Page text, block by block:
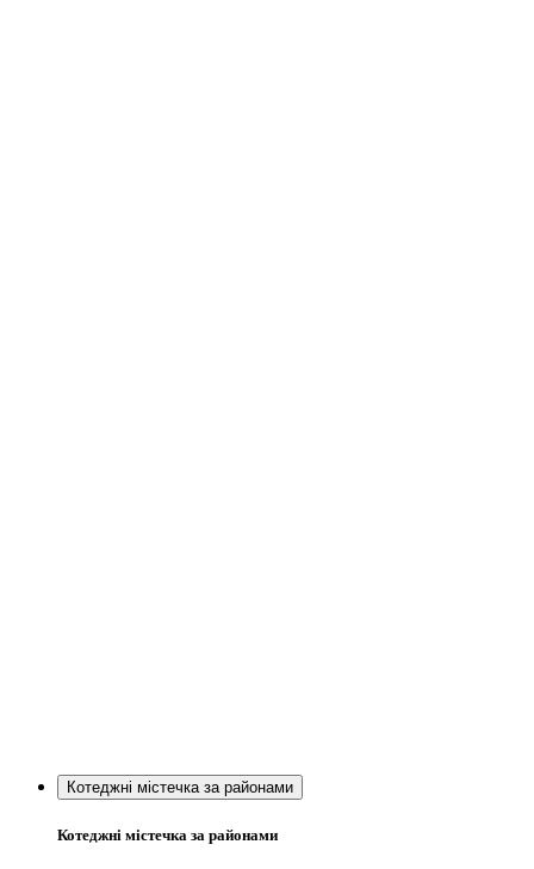
Котеджні містечка за районами
Котеджні містечка за районами